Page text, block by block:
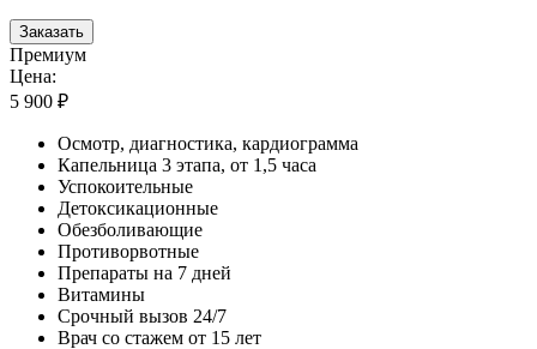
Заказать
Премиум
Цена:
5 900 ₽
Осмотр, диагностика, кардиограмма
Капельница 3 этапа, от 1,5 часа
Успокоительные
Детоксикационные
Обезболивающие
Противорвотные
Препараты на 7 дней
Витамины
Срочный вызов 24/7
Врач со стажем от 15 лет